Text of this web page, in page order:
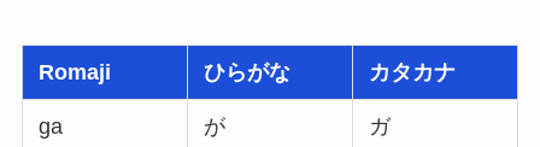
Romaji ひらがな カタカナ
ga が ガ